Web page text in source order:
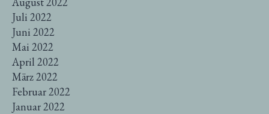
Juli 2022
Juni 2022
Mai 2022
April 2022
März 2022
Februar 2022
Januar 2022